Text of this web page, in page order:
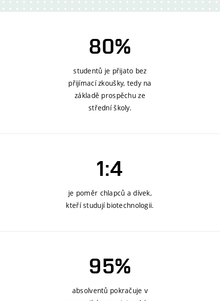
80%
studentů je přijato bez
přijímací zkoušky, tedy na
základě prospěchu ze
střední školy.
1:4
je poměr chlapců a dívek,
kteří studují biotechnologii.
95%
absolventů pokračuje v